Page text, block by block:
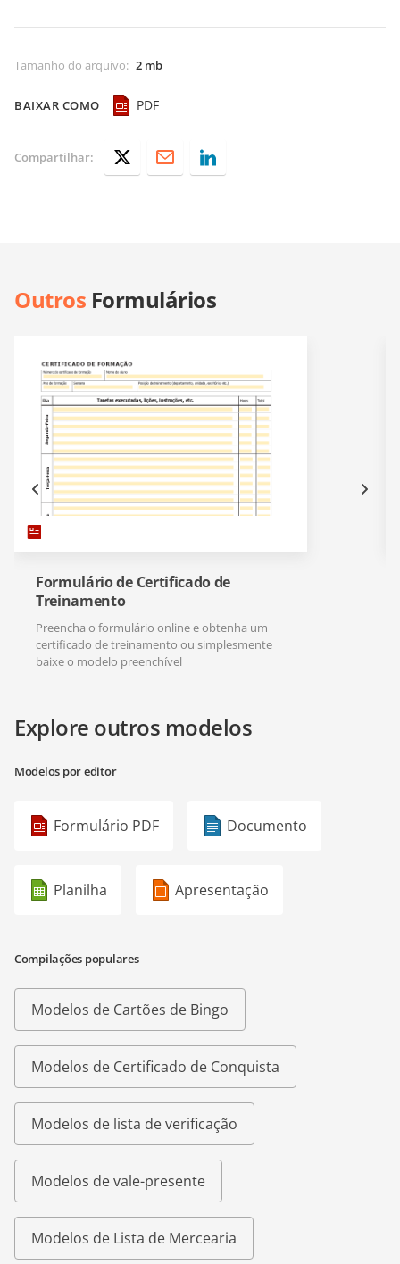
Tamanho do arquivo: 2 mb
BAIXAR COMO PDF
Compartilhar:
Outros Formulários
Formulário de Certificado de
Treinamento
Preencha o formulário online e obtenha um
certificado de treinamento ou simplesmente
baixe o modelo preenchível
Explore outros modelos
Modelos por editor
Formulário PDF Documento
Planilha Apresentação
Compilações populares
Modelos de Cartões de Bingo
Modelos de Certificado de Conquista
Modelos de lista de verificação
Modelos de vale-presente
Modelos de Lista de Mercearia